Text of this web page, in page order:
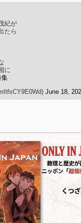
紀が
たら
に
集
June 18,